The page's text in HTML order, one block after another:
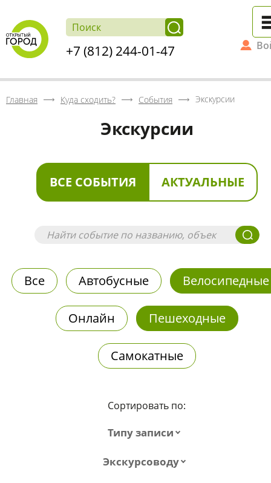
+7 (812) 244-01-47
Главная Куда сходить? События Экскурсии
Экскурсии
ВСЕ СОБЫТИЯ АКТУАЛЬНЫЕ
Все Автобусные Велосипедные
Онлайн Пешеходные
Самокатные
Сортировать по:
Типу записи
Экскурсоводу